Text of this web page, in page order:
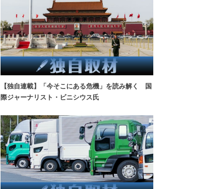
【独自連載】「今そこにある危機」を読み解く 国
際ジャーナリスト・ビニシウス氏